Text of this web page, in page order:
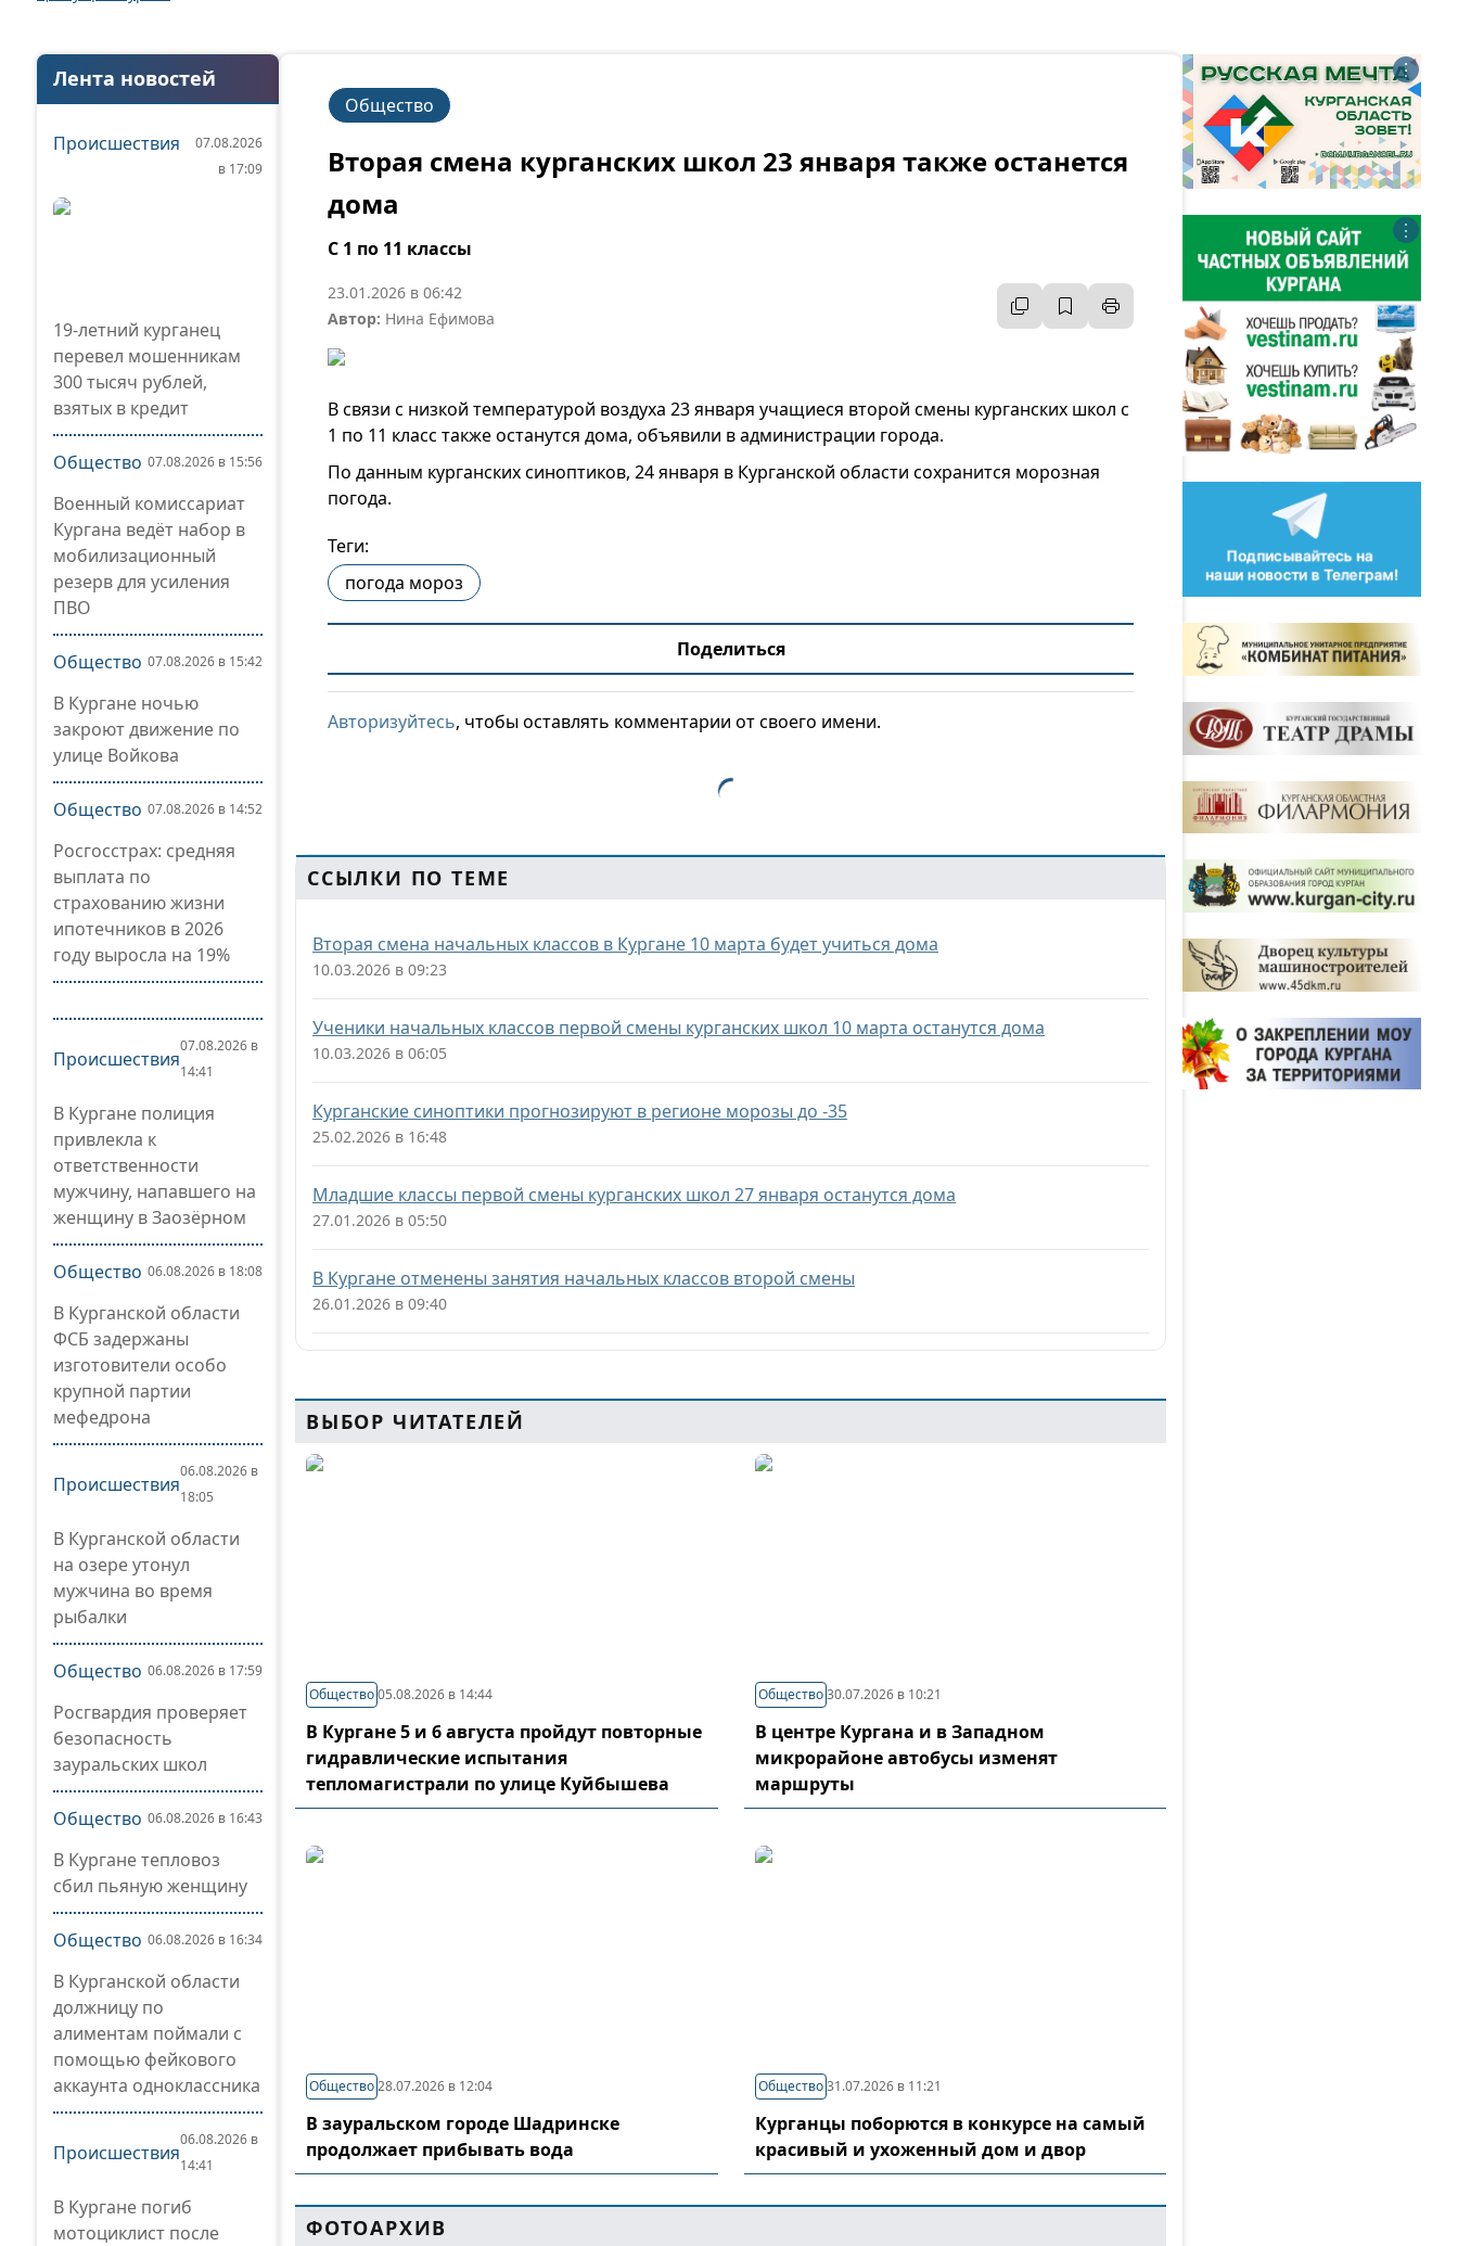
Лента новостей
Происшествия
07.08.2026
в 17:09
19-летний курганец
перевел мошенникам
300 тысяч рублей,
взятых в кредит
Общество 07.08.2026 в 15:56
Военный комиссариат
Кургана ведёт набор в
мобилизационный
резерв для усиления
ПВО
Общество 07.08.2026 в 15:42
В Кургане ночью
закроют движение по
улице Войкова
Общество 07.08.2026 в 14:52
Росгосстрах: средняя
выплата по
страхованию жизни
ипотечников в 2026
году выросла на 19%
Происшествия
07.08.2026 в
14:41
В Кургане полиция
привлекла к
ответственности
мужчину, напавшего на
женщину в Заозёрном
Общество 06.08.2026 в 18:08
В Курганской области
ФСБ задержаны
изготовители особо
крупной партии
мефедрона
Происшествия
06.08.2026 в
18:05
В Курганской области
на озере утонул
мужчина во время
рыбалки
Общество 06.08.2026 в 17:59
Росгвардия проверяет
безопасность
зауральских школ
Общество 06.08.2026 в 16:43
В Кургане тепловоз
сбил пьяную женщину
Общество 06.08.2026 в 16:34
В Курганской области
должницу по
алиментам поймали с
помощью фейкового
аккаунта одноклассника
Происшествия
06.08.2026 в
14:41
В Кургане погиб
мотоциклист после
Общество
Вторая смена курганских школ 23 января также останется
дома
С 1 по 11 классы
23.01.2026 в 06:42
Автор: Нина Ефимова
В связи с низкой температурой воздуха 23 января учащиеся второй смены курганских школ с
1 по 11 класс также останутся дома, объявили в администрации города.
По данным курганских синоптиков, 24 января в Курганской области сохранится морозная
погода.
Теги:
погода мороз
Поделиться
Авторизуйтесь, чтобы оставлять комментарии от своего имени.
ССЫЛКИ ПО ТЕМЕ
Вторая смена начальных классов в Кургане 10 марта будет учиться дома
10.03.2026 в 09:23
Ученики начальных классов первой смены курганских школ 10 марта останутся дома
10.03.2026 в 06:05
Курганские синоптики прогнозируют в регионе морозы до -35
25.02.2026 в 16:48
Младшие классы первой смены курганских школ 27 января останутся дома
27.01.2026 в 05:50
В Кургане отменены занятия начальных классов второй смены
26.01.2026 в 09:40
ВЫБОР ЧИТАТЕЛЕЙ
Общество05.08.2026 в 14:44
В Кургане 5 и 6 августа пройдут повторные
гидравлические испытания
тепломагистрали по улице Куйбышева
Общество 30.07.2026 в 10:21
В центре Кургана и в Западном
микрорайоне автобусы изменят
маршруты
Общество28.07.2026 в 12:04
В зауральском городе Шадринске
продолжает прибывать вода
Общество 31.07.2026 в 11:21
Курганцы поборются в конкурсе на самый
красивый и ухоженный дом и двор
ФОТОАРХИВ
⋮
⋮